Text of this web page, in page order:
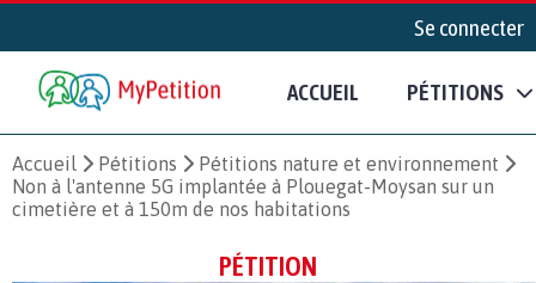
Se connecter
ACCUEIL PÉTITIONS
Accueil Pétitions
Pétitions nature et environnement
Non à l'antenne 5G implantée à Plouegat-Moysan sur un
cimetière et à 150m de nos habitations
PÉTITION